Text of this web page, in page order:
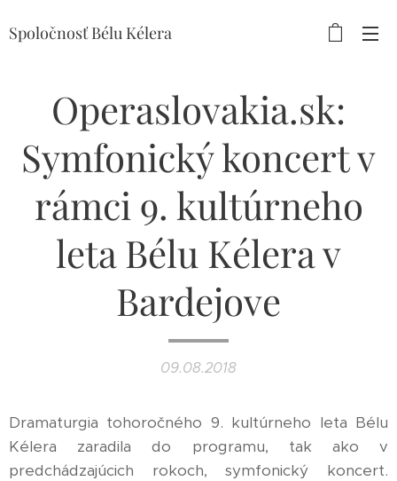
Spoločnosť Bélu Kélera
Operaslovakia.sk:
Symfonický koncert v
rámci 9. kultúrneho
leta Bélu Kélera v
Bardejove
09.08.2018
Dramaturgia tohoročného 9. kultúrneho leta Bélu
Kélera zaradila do programu, tak ako v
predchádzajúcich rokoch, symfonický koncert.